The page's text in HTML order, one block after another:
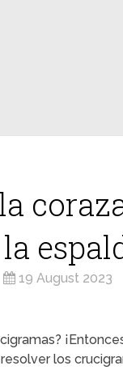
19 August 2023
los